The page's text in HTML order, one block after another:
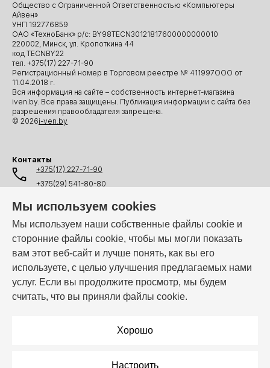
Мы используем cookies
Мы используем наши собственные файлы cookie и
сторонние файлы cookie, чтобы мы могли показать
вам этот веб-сайт и лучше понять, как вы его
используете, с целью улучшения предлагаемых нами
услуг. Если вы продолжите просмотр, мы будем
считать, что вы приняли файлы cookie.
Хорошо
Настроить
Общество с Ограниченной Ответственностью «Компьютеры
Айвен»
УНП 192776859
ОАО «ТехноБанк» р/с: BY98TECN30121817600000000010
220002, Минск, ул. Кропоткина 44
код TECNBY22
тел. +375(17) 227-71-90
Регистрационный номер в Торговом реестре № 411997ООО от
11.04.2018 г.
Вся информация на сайте – собственность интернет-магазина
iven.by. Все права защищены. Публикация информации с сайта без
разрешения правообладателя запрещена.
© 2026i-ven.by
Контакты
+375(17) 227-71-90
+375(29) 541-80-80
+375(44) 541-80-80
info@i-ven.by
Мы в мессенджерах:
Режим работы: Пн–Пт: 10:00 – 19:00